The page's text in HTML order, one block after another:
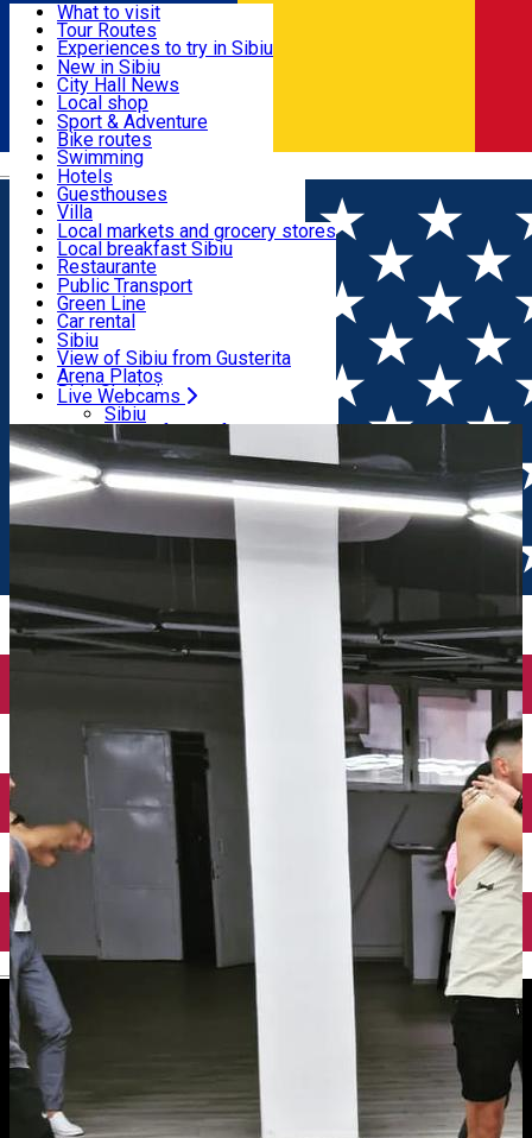
Română
English
Useful info
Activities & Adventure
Accommodation
Food, Drinks & Nightlife
Transport & Parking
Live Webcams
What to visit
Tour Routes
Experiences to try in Sibiu
Podcast
Culture
Museums
Churches
Parks, Zoo
County of Sibiu
New in Sibiu
City Hall News
Local shop
Sibiu artisans
Sibiul Verde
Public services
Education
How do I get to Sibiu
Tourist Info
Tour Guides
Guided tours
Publicații locale
Beauty salons
Sport & Adventure
Bike routes
Swimming
Riding
Indoor activities
Loc de joacă indoor
Loc de joacă outdoor
Ski
Ice skating
Yoga
Hotels
Guesthouses
Villa
Hostels
Motel
Camping
Renting rooms
Rooms for rent
Accommodation outside Sibiu
Local markets and grocery stores
Local breakfast Sibiu
Restaurante
Pizza
Fast Food
Coffee
Sweets
Pub, Bar
Night clubs
Bakeries
Public Transport
Green Line
Car rental
Rent a bike
Scooter rentals
Taxi
Ride Sharing
Parking tickets
Parking places
Electric vehicle charging points
Sibiu
View of Sibiu from Gusterita
Arena Platoș
Live Webcams
Sibiu
View of Sibiu from Gusterita
Arena Platoș
Home Education center Dance Xplosion Academy